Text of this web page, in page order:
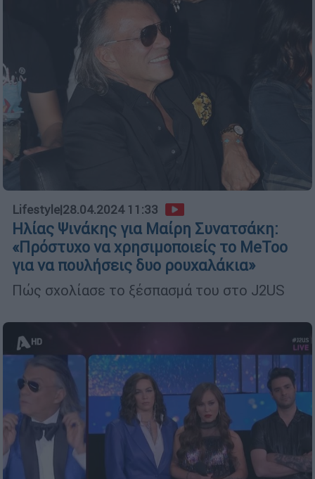
Lifestyle|28.04.2024 11:33
Ηλίας Ψινάκης για Μαίρη Συνατσάκη:
«Πρόστυχο να χρησιμοποιείς το MeToo
για να πουλήσεις δυο ρουχαλάκια»
Πώς σχολίασε το ξέσπασμά του στο J2US